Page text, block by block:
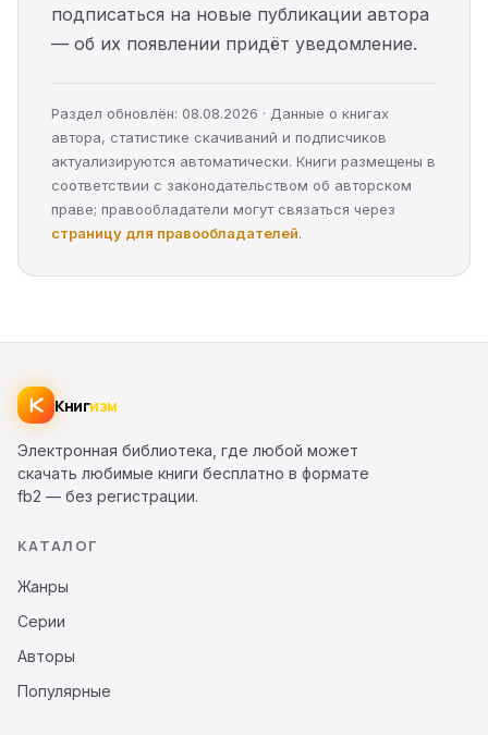
подписаться на новые публикации автора
— об их появлении придёт уведомление.
Раздел обновлён: 08.08.2026 · Данные о книгах
автора, статистике скачиваний и подписчиков
актуализируются автоматически. Книги размещены в
соответствии с законодательством об авторском
праве; правообладатели могут связаться через
страницу для правообладателей.
Книгизм
Электронная библиотека, где любой может
скачать любимые книги бесплатно в формате
fb2 — без регистрации.
КАТАЛОГ
Жанры
Серии
Авторы
Популярные